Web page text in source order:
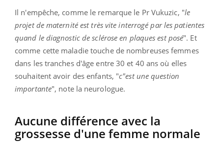
Il n'empêche, comme le remarque le Pr Vukuzic, "le
projet de maternité est très vite interrogé par les patientes
quand le diagnostic de sclérose en plaques est posé". Et
comme cette maladie touche de nombreuses femmes
dans les tranches d'âge entre 30 et 40 ans où elles
souhaitent avoir des enfants, "c"est une question
importante", note la neurologue.
Aucune différence avec la
grossesse d'une femme normale